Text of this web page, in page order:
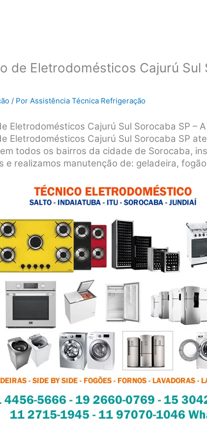
de Eletrodomésticos Cajurú Sul
/ PorAssistência Técnica Refrigeração
Eletrodomésticos Cajurú Sul Sorocaba SP –
Eletrodomésticos Cajurú Sul Sorocaba SP
todos os bairros da cidade de Sorocaba,
e realizamos manutenção de: geladeira,